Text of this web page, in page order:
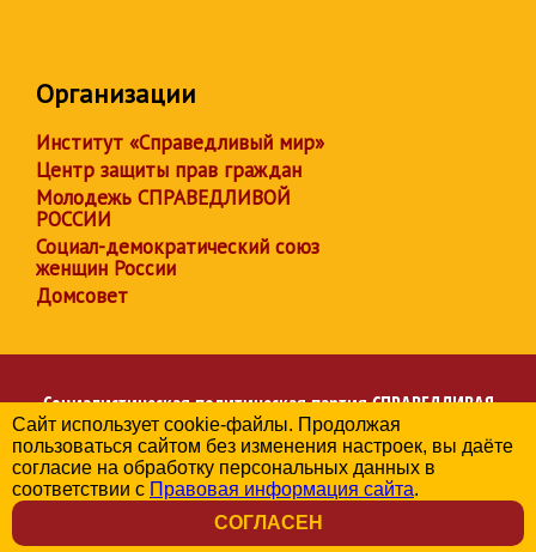
Организации
Институт «Справедливый мир»
Центр защиты прав граждан
Молодежь СПРАВЕДЛИВОЙ
РОССИИ
Социал-демократический союз
женщин России
Домсовет
Социалистическая политическая партияСПРАВЕДЛИВАЯ
РОССИЯ
Региональное отделение партии в Вологодской области
© 2006-2026
Политика в отношении обработки персональных данных
Сайт использует cookie-файлы. Продолжая
пользоваться сайтом без изменения настроек, вы даёте
согласие на обработку персональных данных в
соответствии с Правовая информация сайта.
СОГЛАСЕН